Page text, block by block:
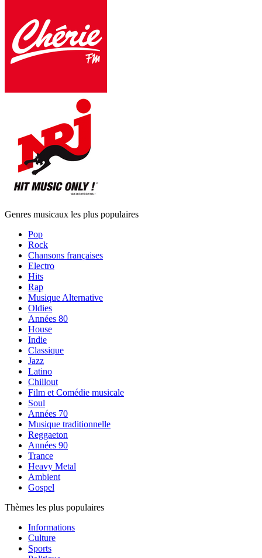
Genres musicaux les plus populaires
Pop
Rock
Chansons françaises
Electro
Hits
Rap
Musique Alternative
Oldies
Années 80
House
Indie
Classique
Jazz
Latino
Chillout
Film et Comédie musicale
Soul
Années 70
Musique traditionnelle
Reggaeton
Années 90
Trance
Heavy Metal
Ambient
Gospel
Thèmes les plus populaires
Informations
Culture
Sports